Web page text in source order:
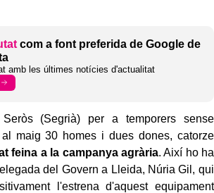
com a font preferida de Google de
amb les últimes notícies d'actualitat
(Segrià) per a temporers sense
maig 30 homes i dues dones, catorze
feina a la campanya agrària. Així ho ha
del Govern a Lleida, Núria Gil, qui
l'estrena d'aquest equipament